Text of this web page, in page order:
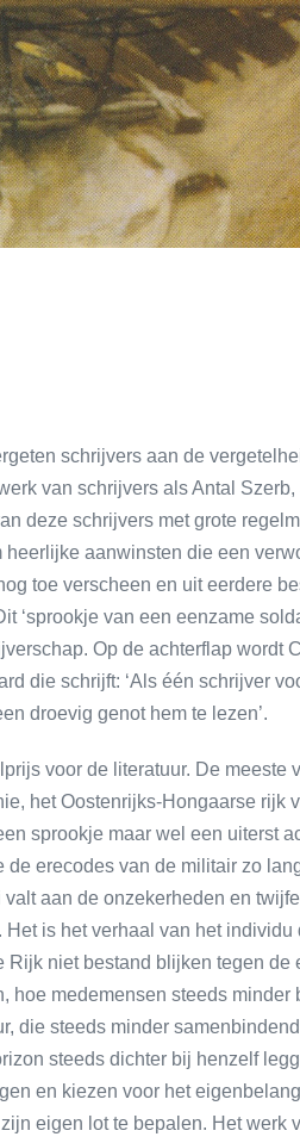
schrijvers aan de
van schrijvers als Antal
deze schrijvers met grote
aanwinsten die een
toe verscheen en uit eerdere
‘sprookje van een eenzame
Op de achterflap wordt
die schrijft: ‘Als één schrijver
droevig genot hem te lezen’.
voor de literatuur. De meeste
het Oostenrijks-Hongaarse rijk
sprookje maar wel een uiterst
erecodes van de militair zo
aan de onzekerheden en
is het verhaal van het individu
Rijk niet bestand blijken tegen
hoe medemensen steeds minder
die steeds minder
steeds dichter bij henzelf
en kiezen voor het
eigen lot te bepalen. Het werk